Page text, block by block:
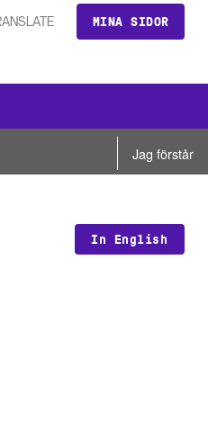
MINA SIDOR
Jag förstår
In English